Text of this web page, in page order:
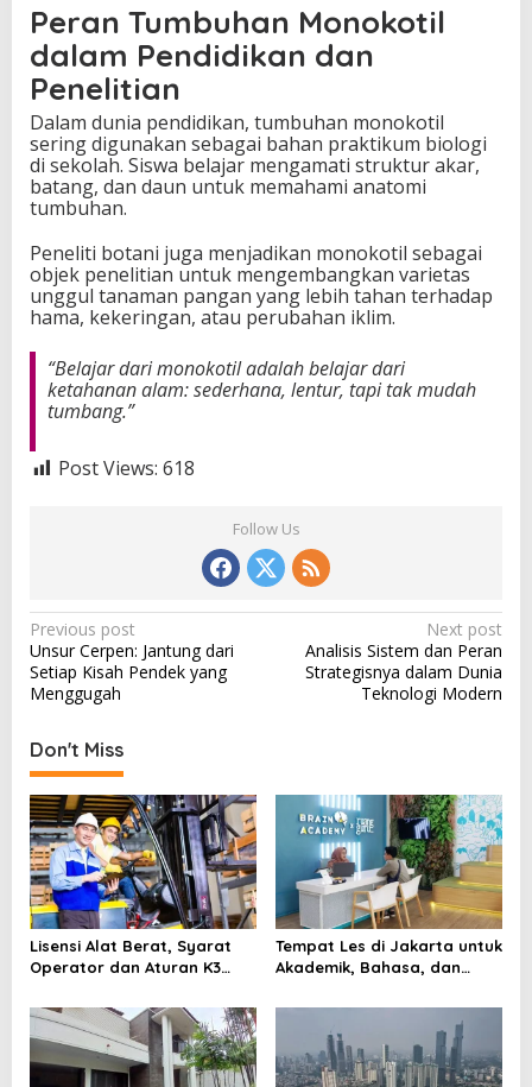
Peran Tumbuhan Monokotil
dalam Pendidikan dan
Penelitian
Dalam dunia pendidikan, tumbuhan monokotil
sering digunakan sebagai bahan praktikum biologi
di sekolah. Siswa belajar mengamati struktur akar,
batang, dan daun untuk memahami anatomi
tumbuhan.
Peneliti botani juga menjadikan monokotil sebagai
objek penelitian untuk mengembangkan varietas
unggul tanaman pangan yang lebih tahan terhadap
hama, kekeringan, atau perubahan iklim.
“Belajar dari monokotil adalah belajar dari
ketahanan alam: sederhana, lentur, tapi tak mudah
tumbang.”
Post Views: 618
Follow Us
P
o
s
t
n
a
v
i
g
a
t
i
o
n
Previous post
Unsur Cerpen: Jantung dari
Setiap Kisah Pendek yang
Menggugah
Next post
Analisis Sistem dan Peran
Strategisnya dalam Dunia
Teknologi Modern
Don't Miss
Lisensi Alat Berat, Syarat
Operator dan Aturan K3
Tempat Les di Jakarta untuk
Akademik, Bahasa, dan